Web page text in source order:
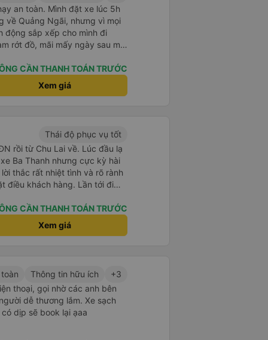
an toàn. Mình đặt xe lúc 5h
về Quảng Ngãi, nhưng vì mọi
động sắp xếp cho mình đi
rớt đồ, mãi mấy ngày sau mới
Ngãi thì mình sẽ đi tiếp với
CẦN THANH TOÁN TRƯỚC
Xem giá
Thái độ phục vụ tốt
rồi từ Chu Lai về. Lúc đầu lạ
Ba Thanh nhưng cực kỳ hài
thắc rất nhiệt tình và rõ rành
hàng. Lần tới đi
CẦN THANH TOÁN TRƯỚC
Xem giá
Thông tin hữu ích
+3
thoại, gọi nhờ các anh bên
dễ thương lắm. Xe sạch
dịp sẽ book lại ạaa